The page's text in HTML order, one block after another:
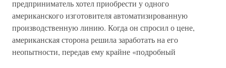
предприниматель хотел приобрести у одного
американского изготовителя автоматизированную
производственную линию. Когда он спросил о цене,
американская сторона решила заработать на его
неопытности, передав ему крайне «подробный